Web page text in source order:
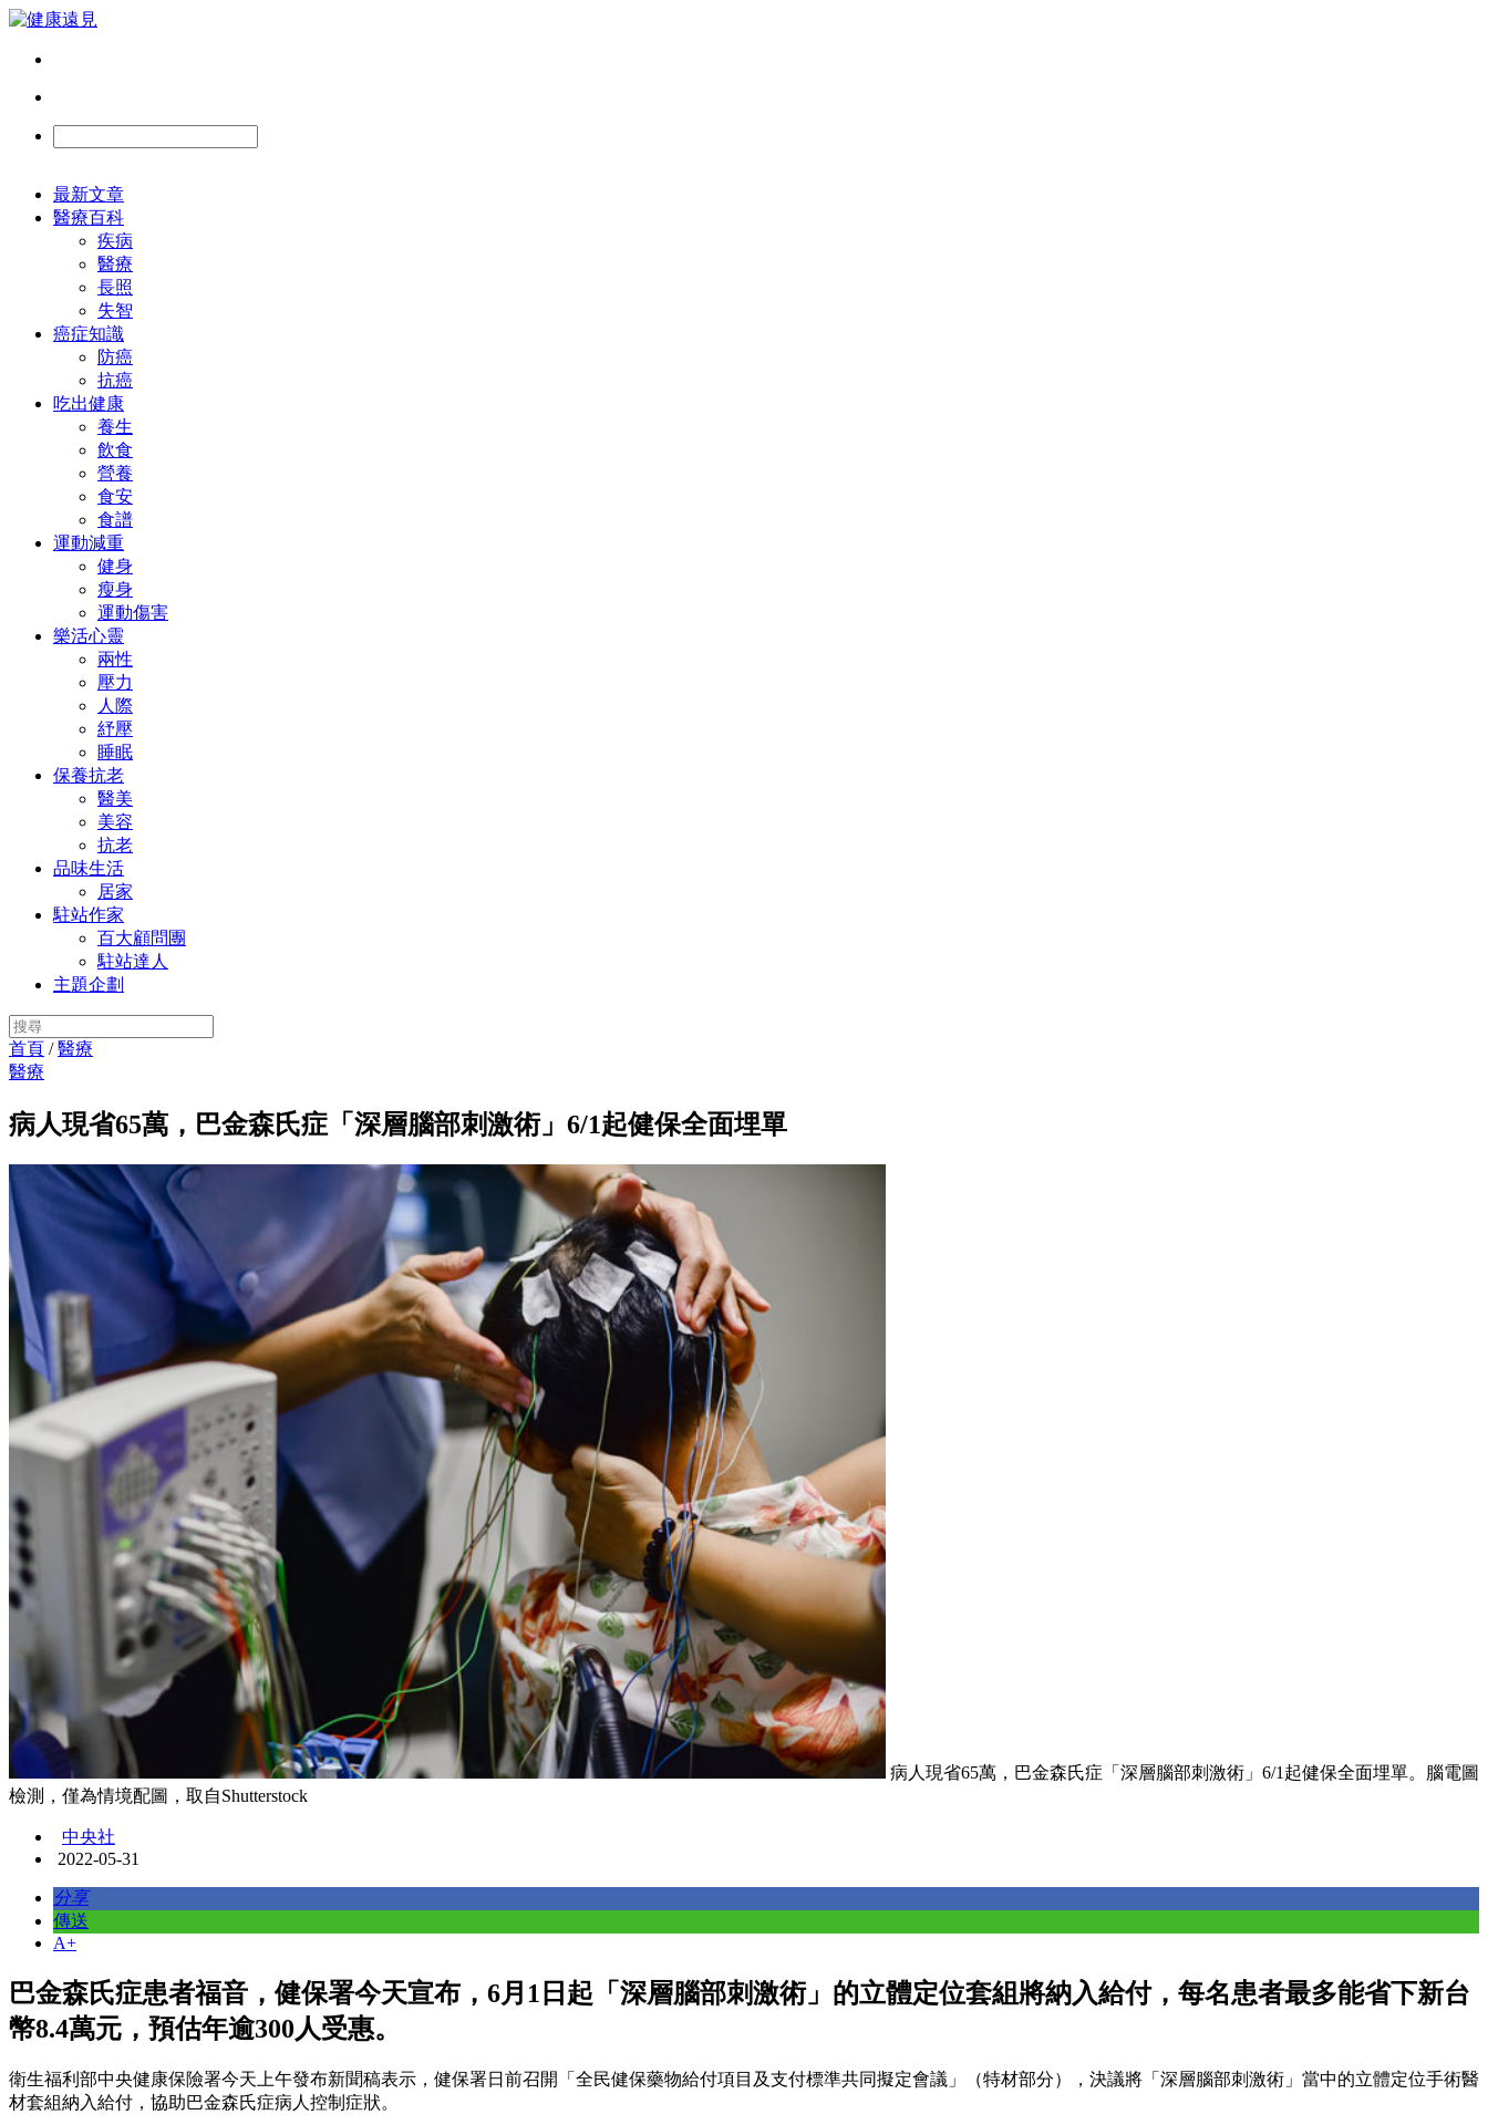
最新文章
醫療百科
疾病
醫療
長照
失智
癌症知識
防癌
抗癌
吃出健康
養生
飲食
營養
食安
食譜
運動減重
健身
瘦身
運動傷害
樂活心靈
兩性
壓力
人際
紓壓
睡眠
保養抗老
醫美
美容
抗老
品味生活
居家
駐站作家
百大顧問團
駐站達人
主題企劃
首頁 /醫療
醫療
病人現省65萬，巴金森氏症「深層腦部刺激術」6/1起健保全面埋單
病人現省65萬，巴金森氏症「深層腦部刺激術」6/1起健保全面埋單。腦電圖
檢測，僅為情境配圖，取自Shutterstock
中央社
2022-05-31
分享
傳送
A+
巴金森氏症患者福音，健保署今天宣布，6月1日起「深層腦部刺激術」的立體定位套組將納入給付，每名患者最多能省下新台
幣8.4萬元，預估年逾300人受惠。
衛生福利部中央健康保險署今天上午發布新聞稿表示，健保署日前召開「全民健保藥物給付項目及支付標準共同擬定會議」（特材部分），決議將「深層腦部刺激術」當中的立體定位手術醫
材套組納入給付，協助巴金森氏症病人控制症狀。